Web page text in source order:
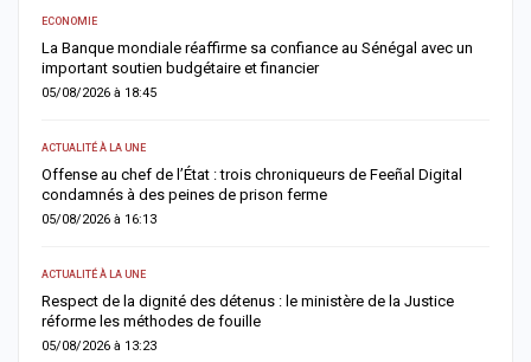
ECONOMIE
La Banque mondiale réaffirme sa confiance au Sénégal avec un
important soutien budgétaire et financier
05/08/2026 à 18:45
ACTUALITÉ À LA UNE
Offense au chef de l’État : trois chroniqueurs de Feeñal Digital
condamnés à des peines de prison ferme
05/08/2026 à 16:13
ACTUALITÉ À LA UNE
Respect de la dignité des détenus : le ministère de la Justice
réforme les méthodes de fouille
05/08/2026 à 13:23